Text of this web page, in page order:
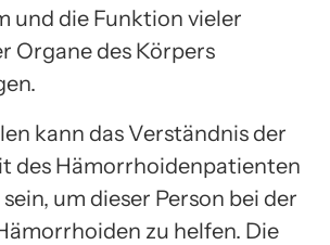
und die Funktion vieler
Organe des Körpers
kann das Verständnis der
des Hämorrhoidenpatienten
um dieser Person bei der
zu helfen. Die